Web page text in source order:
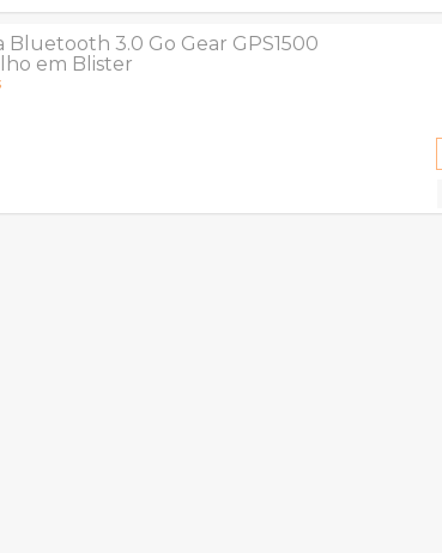
Bluetooth 3.0 Go Gear GPS1500
em Blister